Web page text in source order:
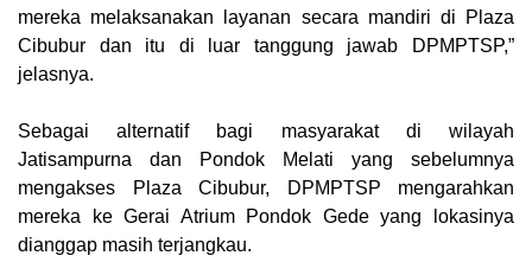
mereka melaksanakan layanan secara mandiri di Plaza
Cibubur dan itu di luar tanggung jawab DPMPTSP,”
jelasnya.
Sebagai alternatif bagi masyarakat di wilayah
Jatisampurna dan Pondok Melati yang sebelumnya
mengakses Plaza Cibubur, DPMPTSP mengarahkan
mereka ke Gerai Atrium Pondok Gede yang lokasinya
dianggap masih terjangkau.